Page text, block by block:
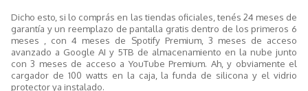
Dicho esto, si lo comprás en las tiendas oficiales, tenés 24 meses de
garantía y un reemplazo de pantalla gratis dentro de los primeros 6
meses , con 4 meses de Spotify Premium, 3 meses de acceso
avanzado a Google AI y 5TB de almacenamiento en la nube junto
con 3 meses de acceso a YouTube Premium. Ah, y obviamente el
cargador de 100 watts en la caja, la funda de silicona y el vidrio
protector ya instalado.